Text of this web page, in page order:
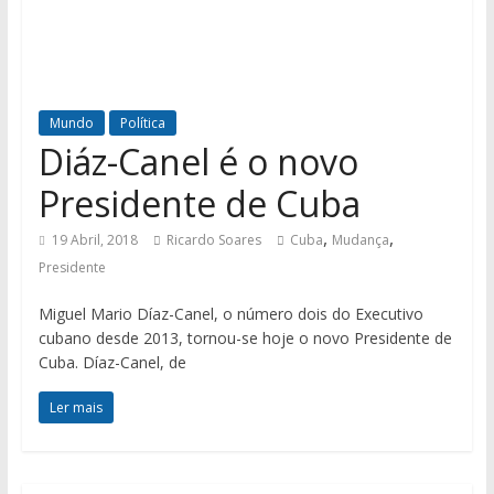
Mundo Política
Diáz-Canel é o novo
Presidente de Cuba
19 Abril, 2018 Ricardo Soares Cuba, Mudança,
Presidente
Miguel Mario Díaz-Canel, o número dois do Executivo
cubano desde 2013, tornou-se hoje o novo Presidente de
Cuba. Díaz-Canel, de
Ler mais